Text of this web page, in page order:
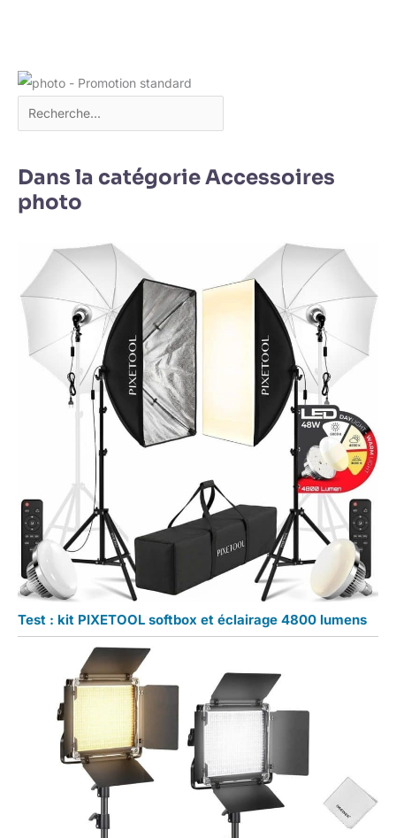
Dans la catégorie Accessoires
photo
Test : kit PIXETOOL softbox et éclairage 4800 lumens